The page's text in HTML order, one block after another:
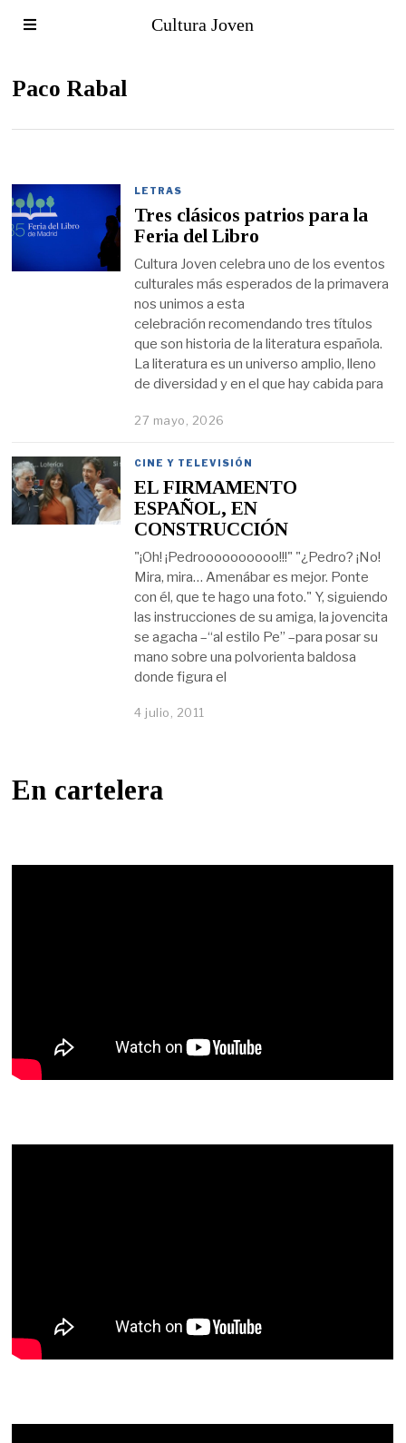
Cultura Joven
Paco Rabal
LETRAS
Tres clásicos patrios para la
Feria del Libro
Cultura Joven celebra uno de los eventos
culturales más esperados de la primavera
nos unimos a esta
celebración recomendando tres títulos
que son historia de la literatura española.
La literatura es un universo amplio, lleno
de diversidad y en el que hay cabida para
27 mayo, 2026
CINE Y TELEVISIÓN
EL FIRMAMENTO
ESPAÑOL, EN
CONSTRUCCIÓN
"¡Oh! ¡Pedroooooooooo!!!" "¿Pedro? ¡No!
Mira, mira… Amenábar es mejor. Ponte
con él, que te hago una foto." Y, siguiendo
las instrucciones de su amiga, la jovencita
se agacha –“al estilo Pe” –para posar su
mano sobre una polvorienta baldosa
donde figura el
4 julio, 2011
En cartelera